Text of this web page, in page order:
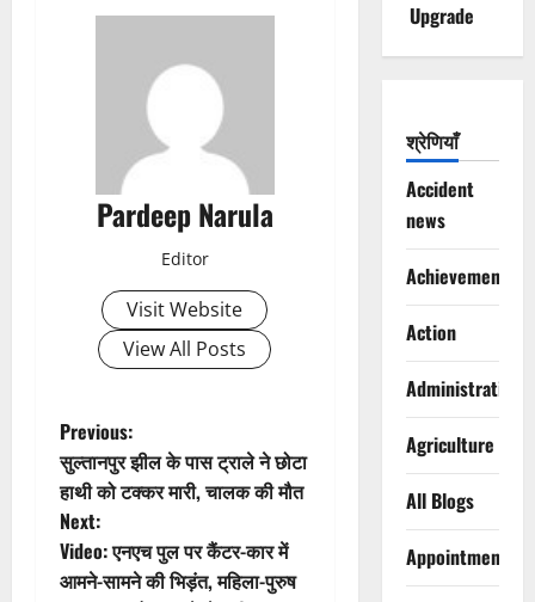
Pardeep Narula
Editor
Visit Website
View All Posts
P
o
s
t
Previous:
सुल्तानपुर झील के पास ट्राले ने छोटा
हाथी को टक्कर मारी, चालक की मौत
Next:
Video: एनएच पुल पर कैंटर-कार में
आमने-सामने की भिड़ंत, महिला-पुरुष
Upgrade
श्रेणियाँ
Accident
news
Achievements
Action
Administration
Agriculture
All Blogs
Appointments